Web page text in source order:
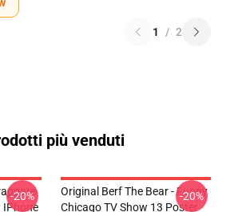
1 / 2
più venduti
IPhone
-20%
Original Berf The Bear - Funny
Chicago TV Show 13 Poster
-20%